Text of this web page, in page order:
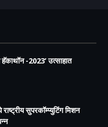
हॅकाथॉन -2023’ उत्साहात
सुपरकॉम्प्युटिंग मिशन